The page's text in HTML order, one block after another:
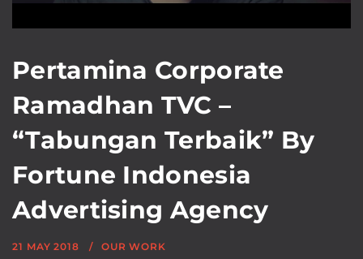
Pertamina Corporate
Ramadhan TVC –
“Tabungan Terbaik” By
Fortune Indonesia
Advertising Agency
21 MAY 2018 OUR WORK